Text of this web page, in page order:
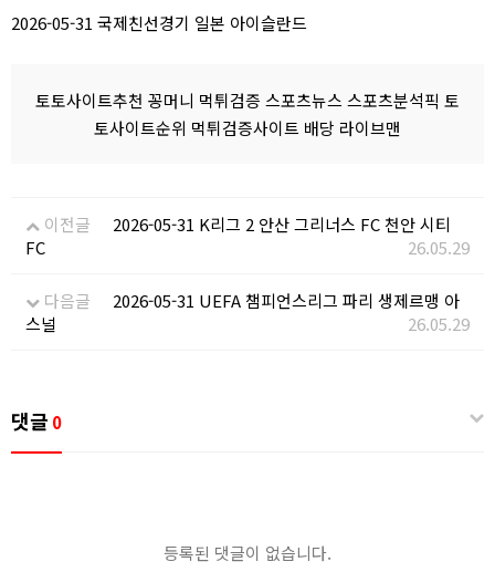
2026-05-31 국제친선경기 일본 아이슬란드
토토사이트추천 꽁머니 먹튀검증 스포츠뉴스 스포츠분석픽 토
토사이트순위 먹튀검증사이트 배당 라이브맨
이전글
2026-05-31 K리그 2 안산 그리너스 FC 천안 시티
FC
26.05.29
다음글
2026-05-31 UEFA 챔피언스리그 파리 생제르맹 아
스널
26.05.29
댓글 0
등록된 댓글이 없습니다.